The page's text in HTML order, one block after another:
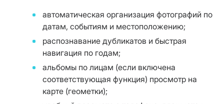
автоматическая организация фотографий по
датам, событиям и местоположению;
распознавание дубликатов и быстрая
навигация по годам;
альбомы по лицам (если включена
соответствующая функция) просмотр на
карте (геометки);